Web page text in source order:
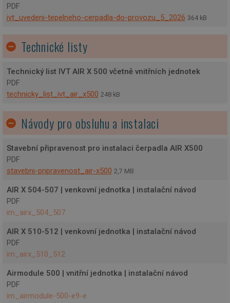
PDF
ivt_uvedeni-tepelneho-cerpadla-do-provozu_5_2026 364 kB
Technické listy
Technický list IVT AIR X 500 včetně vnitřních jednotek
PDF
technicky_list_ivt_air_x500 248 kB
Návody pro obsluhu a instalaci
Stavební připravenost pro instalaci čerpadla AIR X500
PDF
stavebni-pripravenost_air-x500 2,7 MB
AIR X 504-507 | venkovní jednotka | instalační návod
PDF
im_airx_504_507
AIR X 510-512 | venkovní jednotka | instalační návod
PDF
im_airx_510_512
Airmodule 500 | vnitřní jednotka | instalační návod
PDF
im_airmodule-500-e9-e